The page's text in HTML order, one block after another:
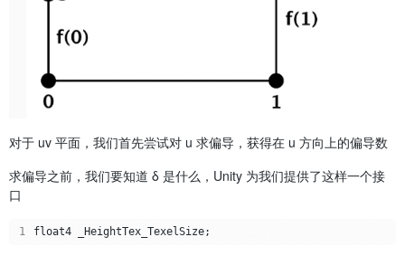
对于 uv 平面，我们首先尝试对 u 求偏导，获得在 u 方向上的偏导数
求偏导之前，我们要知道 δ 是什么，Unity 为我们提供了这样一个接
口
1